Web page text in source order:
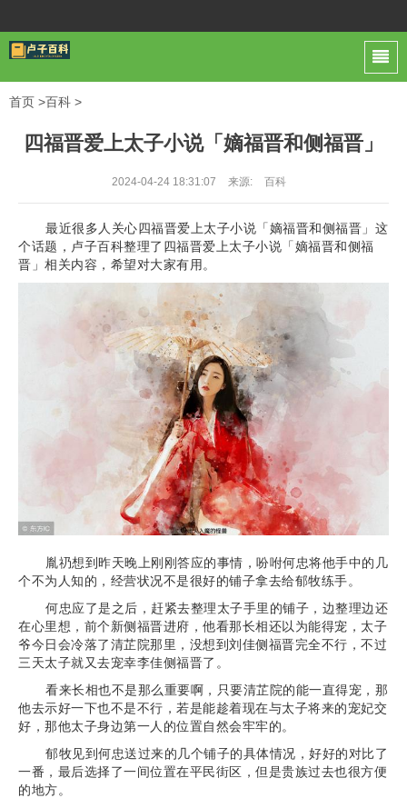
首页 >百科 >
四福晋爱上太子小说「嫡福晋和侧福晋」
2024-04-24 18:31:07 来源: 百科
最近很多人关心四福晋爱上太子小说「嫡福晋和侧福晋」这
个话题，卢子百科整理了四福晋爱上太子小说「嫡福晋和侧福
晋」相关内容，希望对大家有用。
胤礽想到昨天晚上刚刚答应的事情，吩咐何忠将他手中的几
个不为人知的，经营状况不是很好的铺子拿去给郁牧练手。
何忠应了是之后，赶紧去整理太子手里的铺子，边整理边还
在心里想，前个新侧福晋进府，他看那长相还以为能得宠，太子
爷今日会冷落了清芷院那里，没想到刘佳侧福晋完全不行，不过
三天太子就又去宠幸李佳侧福晋了。
看来长相也不是那么重要啊，只要清芷院的能一直得宠，那
他去示好一下也不是不行，若是能趁着现在与太子将来的宠妃交
好，那他太子身边第一人的位置自然会牢牢的。
郁牧见到何忠送过来的几个铺子的具体情况，好好的对比了
一番，最后选择了一间位置在平民街区，但是贵族过去也很方便
的地方。